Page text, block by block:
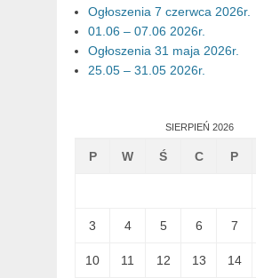
Ogłoszenia 7 czerwca 2026r.
01.06 – 07.06 2026r.
Ogłoszenia 31 maja 2026r.
25.05 – 31.05 2026r.
SIERPIEŃ 2026
P W Ś C P
3 4 5 6 7
10 11 12 13 14